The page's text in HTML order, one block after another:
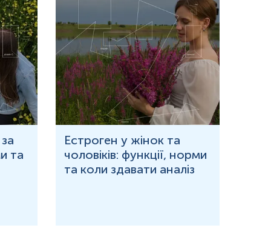
та
Естроген у жінок та
чоловіків: функції, норми
та коли здавати аналіз